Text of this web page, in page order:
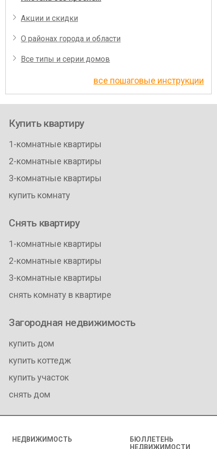
Акции и скидки
О районах города и области
Все типы и серии домов
все пошаговые инструкции
Купить квартиру
1-комнатные квартиры
2-комнатные квартиры
3-комнатные квартиры
купить комнату
Снять квартиру
1-комнатные квартиры
2-комнатные квартиры
3-комнатные квартиры
снять комнату в квартире
Загородная недвижимость
купить дом
купить коттедж
купить участок
снять дом
НЕДВИЖИМОСТЬ
БЮЛЛЕТЕНЬ
НЕДВИЖИМОСТИ